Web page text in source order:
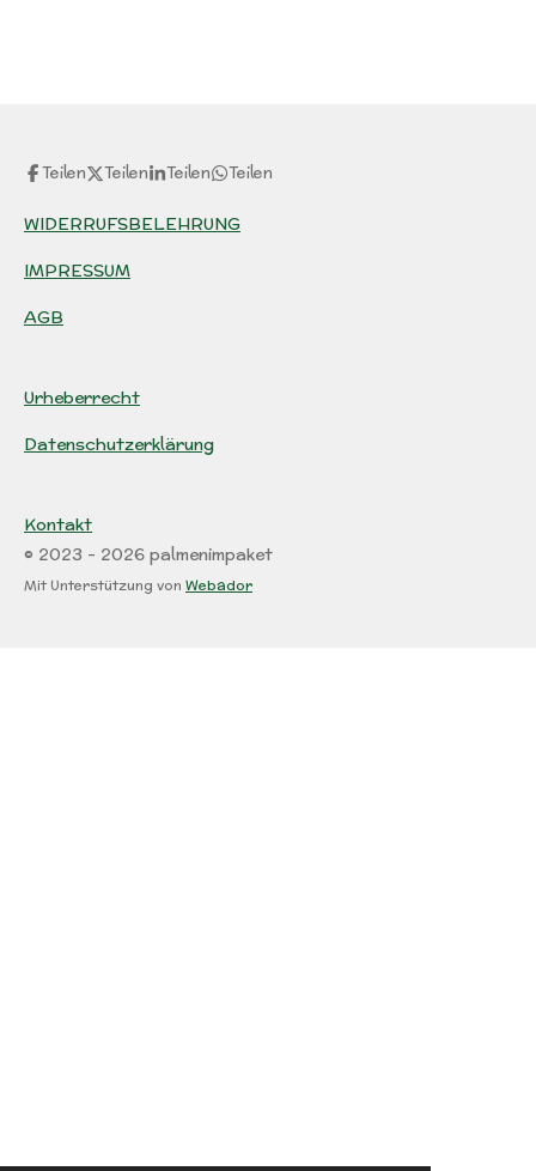
Teilen Teilen Teilen Teilen
WIDERRUFSBELEHRUNG
IMPRESSUM
AGB
Urheberrecht
Datenschutzerklärung
Kontakt
© 2023 - 2026 palmenimpaket
Mit Unterstützung von Webador